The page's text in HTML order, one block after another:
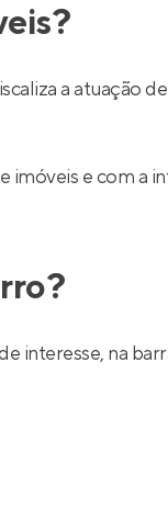
a atuação
imóveis e com a
interesse, na